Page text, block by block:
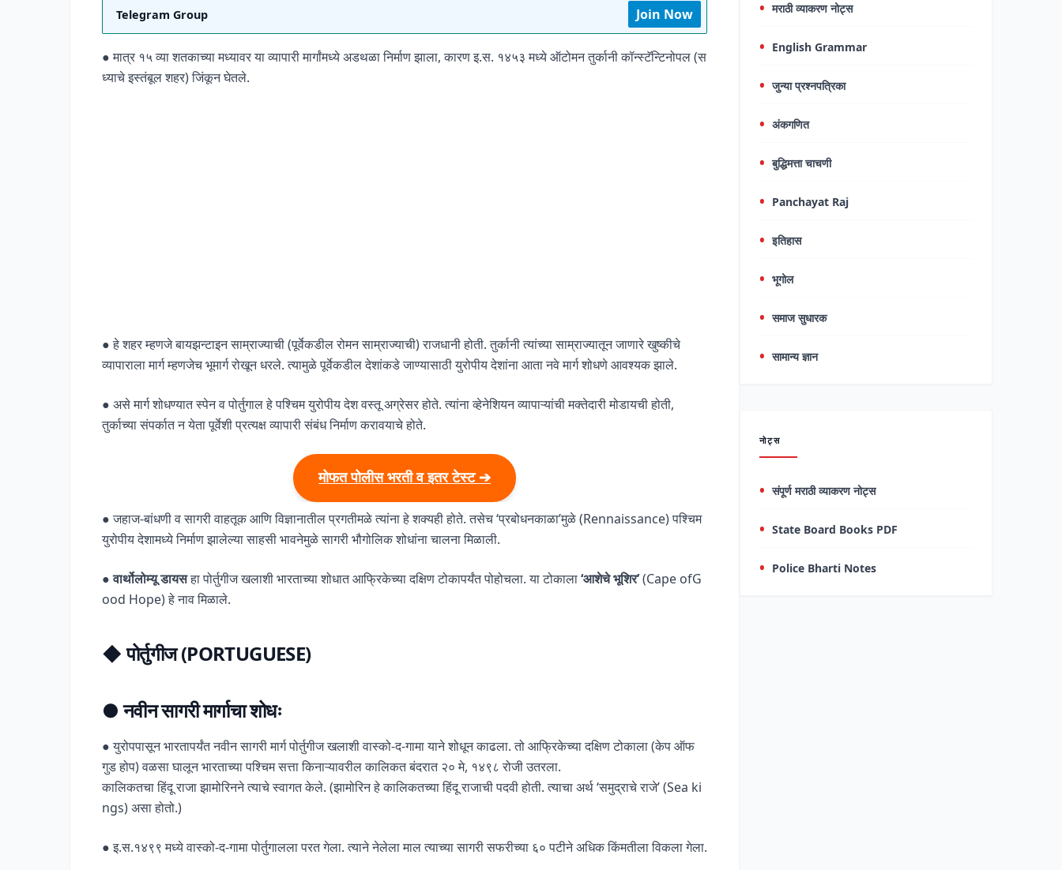
Telegram Group Join Now
● मात्र १५ व्या शतकाच्या मध्यावर या व्यापारी मार्गांमध्ये अडथळा निर्माण झाला, कारण इ.स. १४५३ मध्ये ऑटोमन तुर्कानी कॉन्स्टॅन्टिनोपल (स
ध्याचे इस्तंबूल शहर) जिंकून घेतले.
● हे शहर म्हणजे बायझन्टाइन साम्राज्याची (पूर्वेकडील रोमन साम्राज्याची) राजधानी होती. तुर्कानी त्यांच्या साम्राज्यातून जाणारे खुष्कीचे
व्यापाराला मार्ग म्हणजेच भूमार्ग रोखून धरले. त्यामुळे पूर्वेकडील देशांकडे जाण्यासाठी युरोपीय देशांना आता नवे मार्ग शोधणे आवश्यक झाले.
● असे मार्ग शोधण्यात स्पेन व पोर्तुगाल हे पश्चिम युरोपीय देश वस्तू अग्रेसर होते. त्यांना व्हेनेशियन व्यापाऱ्यांची मक्तेदारी मोडायची होती,
तुर्काच्या संपर्कात न येता पूर्वेशी प्रत्यक्ष व्यापारी संबंध निर्माण करावयाचे होते.
मोफत पोलीस भरती व इतर टेस्ट ➔
● जहाज-बांधणी व सागरी वाहतूक आणि विज्ञानातील प्रगतीमळे त्यांना हे शक्यही होते. तसेच ‘प्रबोधनकाळा’मुळे (Rennaissance) पश्चिम
युरोपीय देशामध्ये निर्माण झालेल्या साहसी भावनेमुळे सागरी भौगोलिक शोधांना चालना मिळाली.
●वार्थोलोम्यू डायसहा पोर्तुगीज खलाशी भारताच्या शोधात आफ्रिकेच्या दक्षिण टोकापर्यंत पोहोचला. या टोकाला‘आशेचे भूशिर’(Cape ofG
ood Hope) हे नाव मिळाले.
◆पोर्तुगीज (PORTUGUESE)
●नवीन सागरी मार्गाचा शोधः
● युरोपपासून भारतापर्यंत नवीन सागरी मार्ग पोर्तुगीज खलाशी वास्को-द-गामा याने शोधून काढला. तो आफ्रिकेच्या दक्षिण टोकाला (केप ऑफ
गुड होप) वळसा घालून भारताच्या पश्चिम सत्ता किनाऱ्यावरील कालिकत बंदरात २० मे, १४९८ रोजी उतरला.
कालिकतचा हिंदू राजा झामोरिनने त्याचे स्वागत केले. (झामोरिन हे कालिकतच्या हिंदू राजाची पदवी होती. त्याचा अर्थ ‘समुद्राचे राजे’ (Sea ki
ngs) असा होतो.)
● इ.स.१४९९ मध्ये वास्को-द-गामा पोर्तुगालला परत गेला. त्याने नेलेला माल त्याच्या सागरी सफरीच्या ६० पटीने अधिक किंमतीला विकला गेला.
मराठी व्याकरण नोट्स
English Grammar
जुन्या प्रश्नपत्रिका
अंकगणित
बुद्धिमत्ता चाचणी
Panchayat Raj
इतिहास
भूगोल
समाज सुधारक
सामान्य ज्ञान
नोट्स
संपूर्ण मराठी व्याकरण नोट्स
State Board Books PDF
Police Bharti Notes